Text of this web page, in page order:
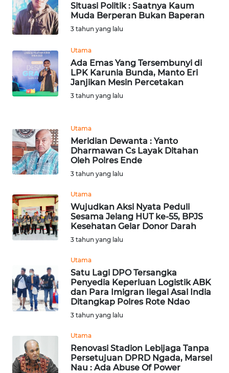
Situasi Politik : Saatnya Kaum
Muda Berperan Bukan Baperan
3 tahun yang lalu
Utama
Ada Emas Yang Tersembunyi di
LPK Karunia Bunda, Manto Eri
Janjikan Mesin Percetakan
3 tahun yang lalu
Utama
Meridian Dewanta : Yanto
Dharmawan Cs Layak Ditahan
Oleh Polres Ende
3 tahun yang lalu
Utama
Wujudkan Aksi Nyata Peduli
Sesama Jelang HUT ke-55, BPJS
Kesehatan Gelar Donor Darah
3 tahun yang lalu
Utama
Satu Lagi DPO Tersangka
Penyedia Keperluan Logistik ABK
dan Para Imigran Ilegal Asal India
Ditangkap Polres Rote Ndao
3 tahun yang lalu
Utama
Renovasi Stadion Lebijaga Tanpa
Persetujuan DPRD Ngada, Marsel
Nau : Ada Abuse Of Power
WN
TAPANULI
TENGAH
WN DELI
SERDANG
WN
WN
PAKPAK
WN
BEKASI
BOGOR
WN
DEPOK
TAPANULI
UTARA